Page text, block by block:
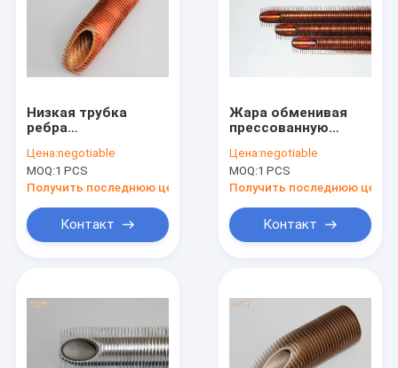
О нас
Низкая трубка
ребра
аппарата
термального
сопротивления для
инженерства
Цена:negotiable
MOQ:1 PCS
Получить последнюю цену
Контакт
Жара обменивая
прессованную
Dia жидкостных/
нагрева воздуха и
охлаждать 25mm
Цена:negotiable
MOQ:1 PCS
Получить последнюю цену
Контакт